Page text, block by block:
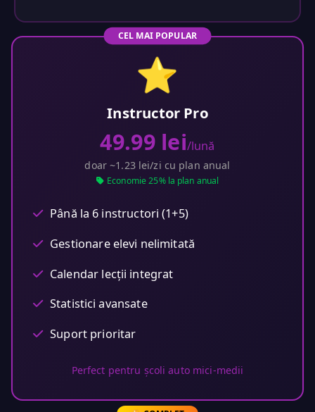
CEL MAI POPULAR
⭐
Instructor Pro
49.99 lei/lună
doar ~1.23 lei/zi cu plan anual
Economie 25% la plan anual
Până la 6 instructori (1+5)
Gestionare elevi nelimitată
Calendar lecții integrat
Statistici avansate
Suport prioritar
Perfect pentru școli auto mici-medii